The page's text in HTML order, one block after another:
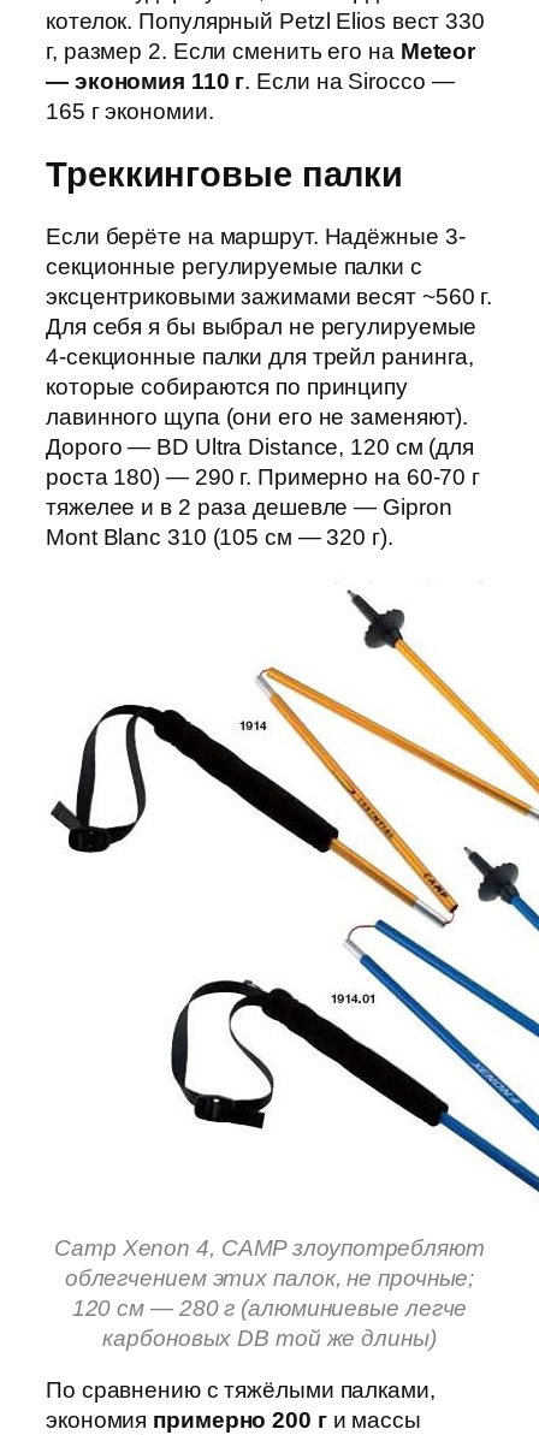
котелок. Популярный Petzl Elios вест 330
г, размер 2. Если сменить его на Meteor
— экономия 110 г. Если на Sirocco —
165 г экономии.
Треккинговые палки
Если берёте на маршрут. Надёжные 3-
секционные регулируемые палки с
эксцентриковыми зажимами весят ~560 г.
Для себя я бы выбрал не регулируемые
4-секционные палки для трейл ранинга,
которые собираются по принципу
лавинного щупа (они его не заменяют).
Дорого — BD Ultra Distance, 120 см (для
роста 180) — 290 г. Примерно на 60-70 г
тяжелее и в 2 раза дешевле — Gipron
Mont Blanc 310 (105 см — 320 г).
Camp Xenon 4, CAMP злоупотребляют
облегчением этих палок, не прочные;
120 см — 280 г (алюминиевые легче
карбоновых DB той же длины)
По сравнению с тяжёлыми палками,
экономия примерно 200 ги массы